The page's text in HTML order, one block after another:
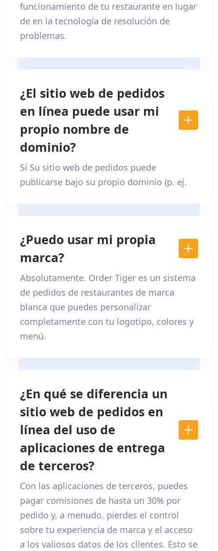
funcionamiento de tu restaurante en lugar
de en la tecnología de resolución de
problemas.
¿El sitio web de pedidos
en línea puede usar mi
propio nombre de
dominio?
Sí Su sitio web de pedidos puede
publicarse bajo su propio dominio (p. ej.
¿Puedo usar mi propia
marca?
Absolutamente. Order Tiger es un sistema
de pedidos de restaurantes de marca
blanca que puedes personalizar
completamente con tu logotipo, colores y
menú.
¿En qué se diferencia un
sitio web de pedidos en
línea del uso de
aplicaciones de entrega
de terceros?
Con las aplicaciones de terceros, puedes
pagar comisiones de hasta un 30% por
pedido y, a menudo, pierdes el control
sobre tu experiencia de marca y el acceso
a los valiosos datos de los clientes. Esto se